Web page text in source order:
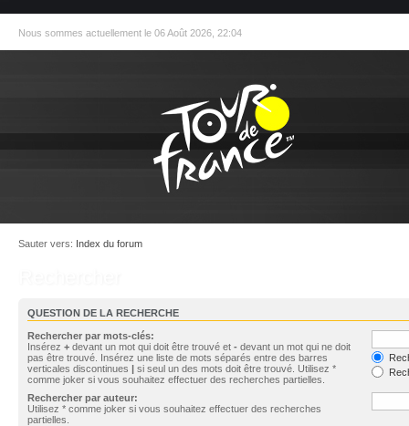
Nous sommes actuellement le 06 Août 2026, 22:04
Sauter vers: Index du forum
QUESTION DE LA RECHERCHE
Rechercher par mots-clés:
Insérez + devant un mot qui doit être trouvé et - devant un mot qui ne doit
pas être trouvé. Insérez une liste de mots séparés entre des barres
verticales discontinues | si seul un des mots doit être trouvé. Utilisez *
comme joker si vous souhaitez effectuer des recherches partielles.
Rechercher par auteur:
Utilisez * comme joker si vous souhaitez effectuer des recherches
partielles.